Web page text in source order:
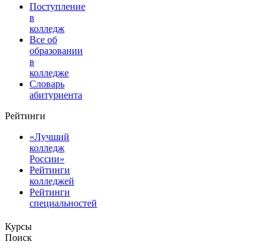
Поступление
в
колледж
Все об
образовании
в
колледже
Словарь
абитуриента
Рейтинги
«Лучший
колледж
России»
Рейтинги
колледжей
Рейтинги
специальностей
Курсы
Поиск